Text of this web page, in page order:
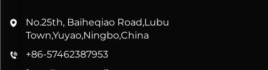
No.25th, Baiheqiao Road,Lubu
Town,Yuyao,Ningbo,China
+86-57462387953